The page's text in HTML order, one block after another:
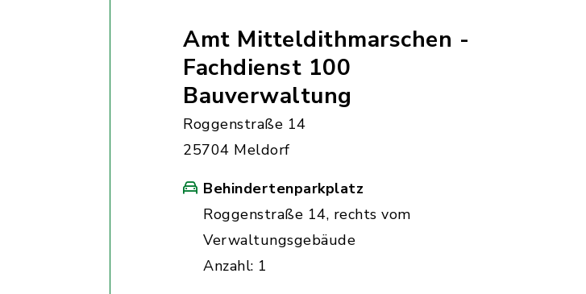
Amt Mitteldithmarschen -
Fachdienst 100
Bauverwaltung
Roggenstraße 14
25704 Meldorf
Behindertenparkplatz
Roggenstraße 14, rechts vom
Verwaltungsgebäude
Anzahl: 1